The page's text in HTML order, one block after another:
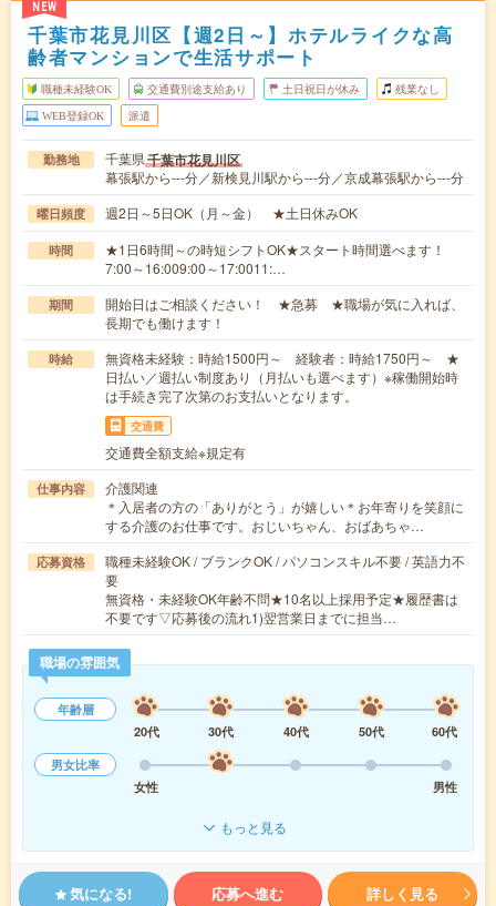
NEW
千葉市花見川区【週2日～】ホテルライクな高
齢者マンションで生活サポート
職種未経験OK 交通費別途支給あり 土日祝日が休み 残業なし
WEB登録OK 派遣
勤務地 千葉県千葉市花見川区
幕張駅から---分／新検見川駅から---分／京成幕張駅から---分
曜日頻度 週2日～5日OK（月～金） ★土日休みOK
時間
★1日6時間～の時短シフトOK★スタート時間選べます！
7:00～16:009:00～17:0011:…
期間
開始日はご相談ください！ ★急募 ★職場が気に入れば、
長期でも働けます！
時給
無資格未経験：時給1500円～ 経験者：時給1750円～ ★
日払い／週払い制度あり（月払いも選べます）※稼働開始時
は手続き完了次第のお支払いとなります。
交通費
交通費全額支給※規定有
仕事内容
介護関連
＊入居者の方の「ありがとう」が嬉しい＊お年寄りを笑顔に
する介護のお仕事です。おじいちゃん、おばあちゃ…
応募資格
職種未経験OK / ブランクOK / パソコンスキル不要 / 英語力不
要
無資格・未経験OK年齢不問★10名以上採用予定★履歴書は
不要です▽応募後の流れ1)翌営業日までに担当…
職場の雰囲気
年齢層
20代
30代 40代 50代
60代
男女比率
女性
男性
もっと見る
気になる! 応募へ進む 詳しく見る